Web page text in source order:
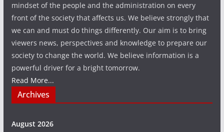
mindset of the people and the administration on every
front of the society that affects us. We believe strongly that
we can and must do things differently. Our aim is to bring
viewers news, perspectives and knowledge to prepare our
society to change the world. We believe information is a
powerful driver for a bright tomorrow.
Read More...
Archives
August 2026